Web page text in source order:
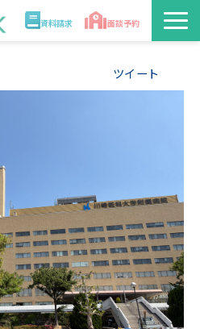
資料請求 面談予約
ツイート